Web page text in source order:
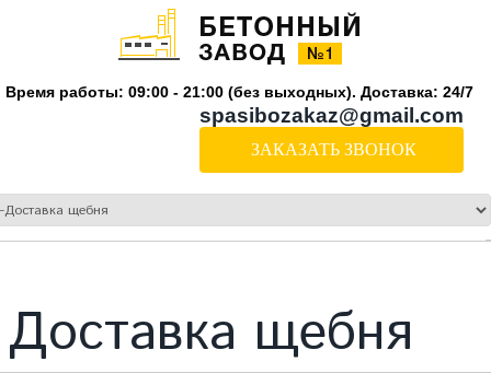
Время работы: 09:00 - 21:00 (без выходных). Доставка: 24/7
spasibozakaz@gmail.com
ЗАКАЗАТЬ ЗВОНОК
Доставка щебня